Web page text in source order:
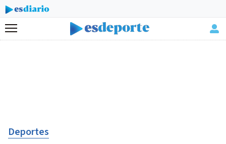
Menú
Deportes